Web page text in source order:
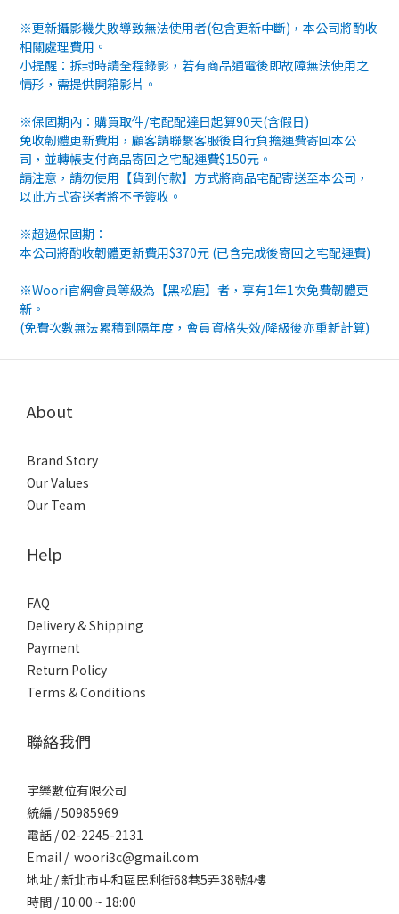
※更新攝影機失敗導致無法使用者(包含更新中斷) ，本公司將酌收
相關處理費用。
小提醒：拆封時請全程錄影，若有商品通電後即故障無法使用之
情形，需提供開箱影片。
※保固期內：購買取件/宅配配達日起算90天(含假日)
免收韌體更新費用，顧客請聯繫客服後自行負擔運費寄回本公
司，並轉帳支付商品寄回之宅配運費$150元。
請注意，請勿使用【貨到付款】方式將商品宅配寄送至本公司，
以此方式寄送者將不予簽收。
※超過保固期：
本公司將酌收韌體更新費用$370元 (已含完成後寄回之宅配運費)
※Woori官網會員等級為【黑松鹿】者，享有1年1次免費韌體更
新。
(免費次數無法累積到隔年度，會員資格失效/降級後亦重新計算)
About
Brand Story
Our Values
Our Team
Help
FAQ
Delivery & Shipping
Payment
Return Policy
Terms & Conditions
聯絡我們
宇樂數位有限公司
統編 / ​50985969
電話 / 02-2245-2131
Email / woori3c@gmail.com
地址 / 新北市中和區民利街68巷5弄38號4樓
時間 / 10:00 ~ 18:00